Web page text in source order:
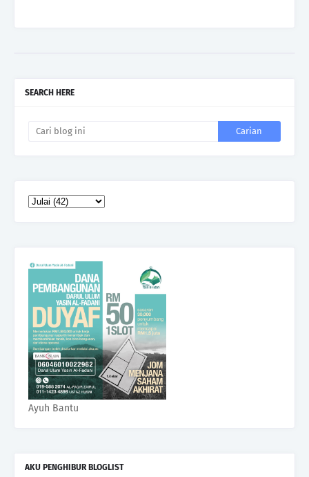
SEARCH HERE
Ayuh Bantu
AKU PENGHIBUR BLOGLIST